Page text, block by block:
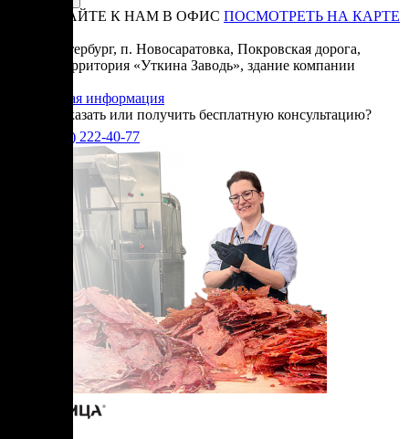
ПРИЕЗЖАЙТЕ К НАМ В ОФИС ПОСМОТРЕТЬ НА КАРТЕ
Санкт-Петербург, п. Новосаратовка, Покровская дорога,
частная территория «Уткина Заводь», здание компании
Справочная информация
Хотите заказать или получить бесплатную консультацию?
+7(905) 222-40-77